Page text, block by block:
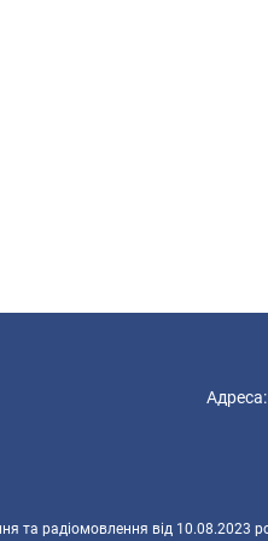
Адреса:
та радіомовлення від 10.08.2023